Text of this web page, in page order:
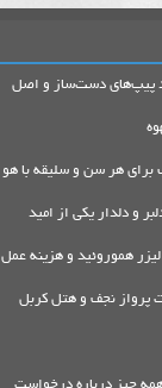
پیپ‌های دست‌ساز و اصل
برای هر سن و سلیقه با هو
و دلدار یکی از امید
هموروئید و هزینه عمل
پرواز نجف و هتل کربل